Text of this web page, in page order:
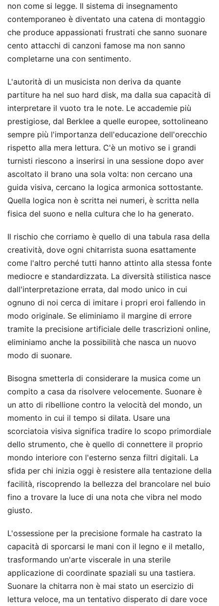
non come si legge. Il sistema di insegnamento
contemporaneo è diventato una catena di montaggio
che produce appassionati frustrati che sanno suonare
cento attacchi di canzoni famose ma non sanno
completarne una con sentimento.
L'autorità di un musicista non deriva da quante
partiture ha nel suo hard disk, ma dalla sua capacità di
interpretare il vuoto tra le note. Le accademie più
prestigiose, dal Berklee a quelle europee, sottolineano
sempre più l'importanza dell'educazione dell'orecchio
rispetto alla mera lettura. C'è un motivo se i grandi
turnisti riescono a inserirsi in una sessione dopo aver
ascoltato il brano una sola volta: non cercano una
guida visiva, cercano la logica armonica sottostante.
Quella logica non è scritta nei numeri, è scritta nella
fisica del suono e nella cultura che lo ha generato.
Il rischio che corriamo è quello di una tabula rasa della
creatività, dove ogni chitarrista suona esattamente
come l'altro perché tutti hanno attinto alla stessa fonte
mediocre e standardizzata. La diversità stilistica nasce
dall'interpretazione errata, dal modo unico in cui
ognuno di noi cerca di imitare i propri eroi fallendo in
modo originale. Se eliminiamo il margine di errore
tramite la precisione artificiale delle trascrizioni online,
eliminiamo anche la possibilità che nasca un nuovo
modo di suonare.
Bisogna smetterla di considerare la musica come un
compito a casa da risolvere velocemente. Suonare è
un atto di ribellione contro la velocità del mondo, un
momento in cui il tempo si dilata. Usare una
scorciatoia visiva significa tradire lo scopo primordiale
dello strumento, che è quello di connettere il proprio
mondo interiore con l'esterno senza filtri digitali. La
sfida per chi inizia oggi è resistere alla tentazione della
facilità, riscoprendo la bellezza del brancolare nel buio
fino a trovare la luce di una nota che vibra nel modo
giusto.
L'ossessione per la precisione formale ha castrato la
capacità di sporcarsi le mani con il legno e il metallo,
trasformando un'arte viscerale in una sterile
applicazione di coordinate spaziali su una tastiera.
Suonare la chitarra non è mai stato un esercizio di
lettura veloce, ma un tentativo disperato di dare voce